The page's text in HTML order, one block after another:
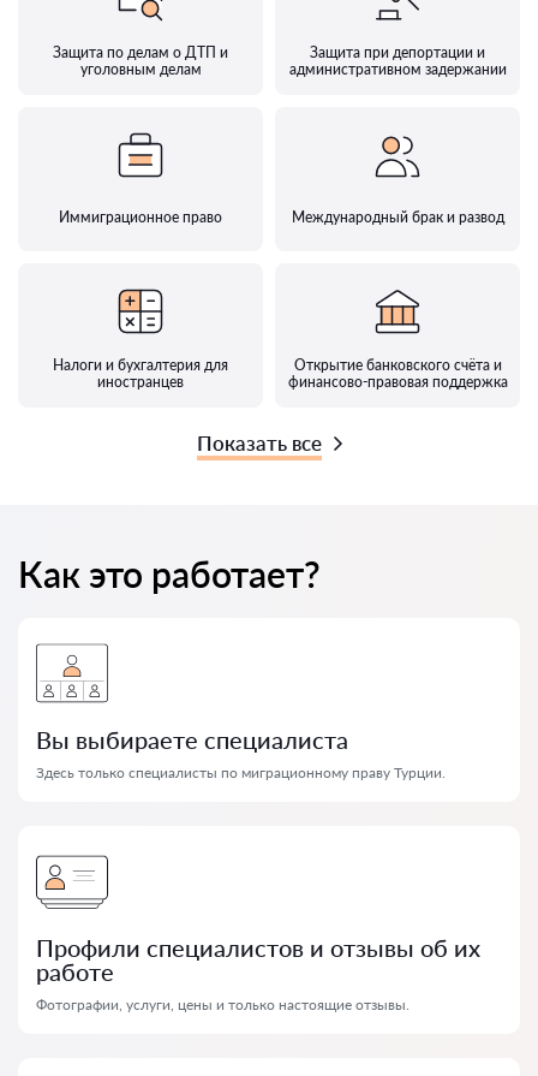
Защита по делам о ДТП и
уголовным делам
Защита при депортации и
административном задержании
Иммиграционное право Международный брак и развод
Налоги и бухгалтерия для
иностранцев
Открытие банковского счёта и
финансово-правовая поддержка
Показать все
Как это работает?
Вы выбираете специалиста
Здесь только специалисты по миграционному праву Турции.
Профили специалистов и отзывы об их
работе
Фотографии, услуги, цены и только настоящие отзывы.